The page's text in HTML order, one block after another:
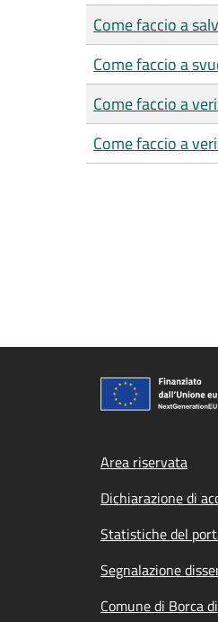
Come faccio a
Come faccio a
Come faccio a
Come faccio a
Footer
Area riservata
Dichiarazione di
Statistiche del
Segnalazione
Comune di Borca